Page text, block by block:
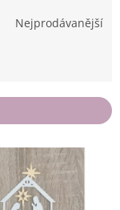
Nejprodávanější